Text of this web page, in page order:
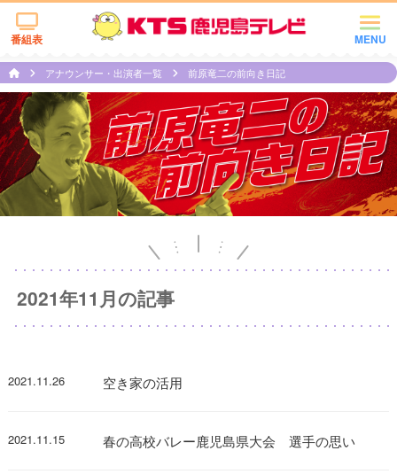
MENU
番組表
アナウンサー・出演者一覧 前原竜二の前向き日記
2021年11月の記事
2021.11.26 空き家の活用
2021.11.15 春の高校バレー鹿児島県大会 選手の思い